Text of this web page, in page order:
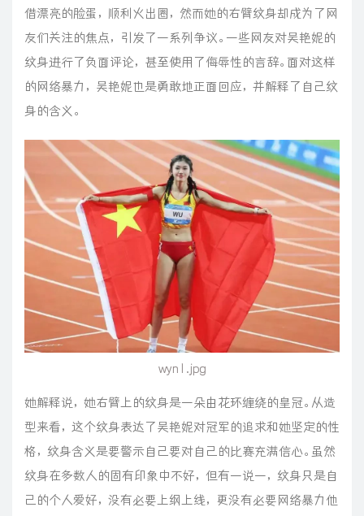
借漂亮的脸蛋，顺利火出圈，然而她的右臂纹身却成为了网
友们关注的焦点，引发了一系列争议。一些网友对吴艳妮的
纹身进行了负面评论，甚至使用了侮辱性的言辞。面对这样
的网络暴力，吴艳妮也是勇敢地正面回应，并解释了自己纹
身的含义。
wyn1.jpg
她解释说，她右臂上的纹身是一朵由花环缠绕的皇冠。从造
型来看，这个纹身表达了吴艳妮对冠军的追求和她坚定的性
格，纹身含义是要警示自己要对自己的比赛充满信心。虽然
纹身在多数人的固有印象中不好，但有一说一，纹身只是自
己的个人爱好，没有必要上纲上线，更没有必要网络暴力他